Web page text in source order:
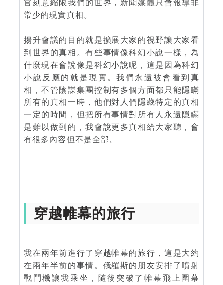
官刻意縮限我們的世界，新聞媒體只會報導非
常少的現實真相。
揚升會議的目的就是擴展大家的視野讓大家看
到世界的真相。有些事情像科幻小說一樣，為
什麼現在會說像是科幻小說呢，這是因為科幻
小說反應的就是現實。我們永遠被會看到真
相，不管陰謀集團控制有多個方面都只能隱瞞
所有的真相一時，他們對人們隱藏特定的真相
一定的時間，但把所有事情對所有人永遠隱瞞
是難以做到的，我會說更多真相給大家聽，會
有很多內容但不是全部。
穿越帷幕的旅行
我在兩年前進行了穿越帷幕的旅行，這是大約
在兩年半前的事情。俄羅斯的朋友安排了噴射
戰鬥機讓我乘坐，隨後突破了帷幕飛上圍幕